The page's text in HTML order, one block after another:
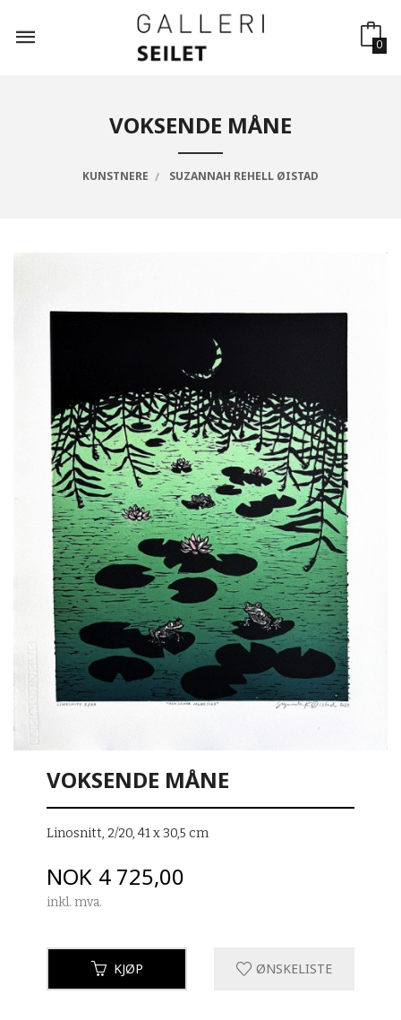
innholdet
0
VOKSENDE MÅNE
KUNSTNERE SUZANNAH REHELL ØISTAD
VOKSENDE MÅNE
Linosnitt, 2/20, 41 x 30,5 cm
Pris
NOK 4 725,00
inkl. mva.
KJØP ØNSKELISTE